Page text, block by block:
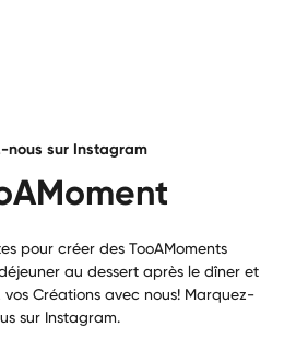
nous sur Instagram
pour créer des TooAMoments
au dessert après le dîner et
vos Créations avec nous! Marquez-
sur Instagram.